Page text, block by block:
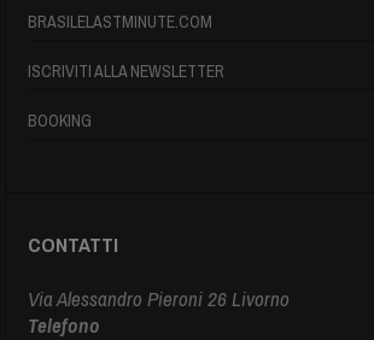
BRASILELASTMINUTE.COM
ISCRIVITI ALLA NEWSLETTER
BOOKING
CONTATTI
Via Alessandro Pieroni 26 Livorno
Telefono